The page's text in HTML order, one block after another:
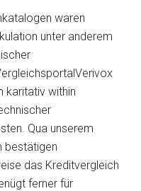
waren
unter anderem
karitativ within
Qua unserem
bestätigen
das Kreditvergleich
ferner für